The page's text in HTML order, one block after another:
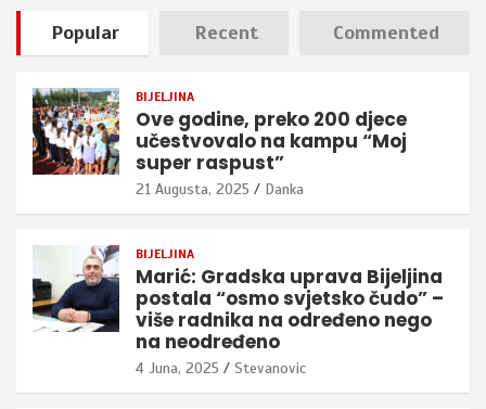
Popular Recent Commented
BIJELJINA
Ove godine, preko 200 djece
učestvovalo na kampu “Moj
super raspust”
21 Augusta, 2025 Danka
BIJELJINA
Marić: Gradska uprava Bijeljina
postala “osmo svjetsko čudo” –
više radnika na određeno nego
na neodređeno
4 Juna, 2025 Stevanovic